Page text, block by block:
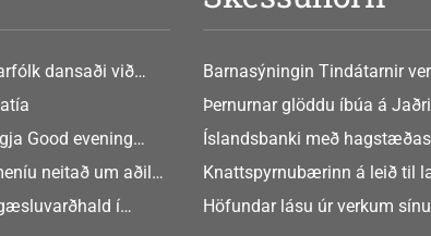
dansaði við
Good evening
neitað um aðild
í
Barnasýningin Tindátarnir
Bókasafni Akraness í dag ?
eftir Soffíu Björg
Þernurnar glöddu íbúa á Jaðri
Íslandsbanki með
tilboðið
Knattspyrnubærinn á leið til
Höfundar lásu úr verkum